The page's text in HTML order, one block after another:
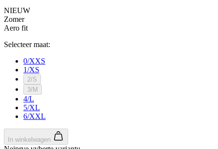
NIEUW
Zomer
Aero fit
Selecteer maat:
0/XXS
1/XS
2/S
3/M
4/L
5/XL
6/XXL
In winkelwagen